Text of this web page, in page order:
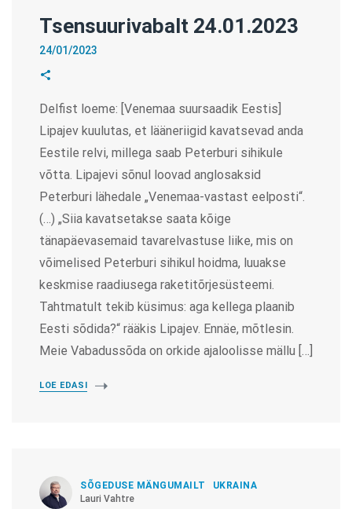
Tsensuurivabalt 24.01.2023
24/01/2023
Delfist loeme: [Venemaa suursaadik Eestis]
Lipajev kuulutas, et lääneriigid kavatsevad anda
Eestile relvi, millega saab Peterburi sihikule
võtta. Lipajevi sõnul loovad anglosaksid
Peterburi lähedale „Venemaa-vastast eelposti“.
(…) „Siia kavatsetakse saata kõige
tänapäevasemaid tavarelvastuse liike, mis on
võimelised Peterburi sihikul hoidma, luuakse
keskmise raadiusega raketitõrjesüsteemi.
Tahtmatult tekib küsimus: aga kellega plaanib
Eesti sõdida?“ rääkis Lipajev. Ennäe, mõtlesin.
Meie Vabadussõda on orkide ajaloolisse mällu […]
LOE EDASI
SÕGEDUSE MÄNGUMAILT
UKRAINA
Lauri Vahtre